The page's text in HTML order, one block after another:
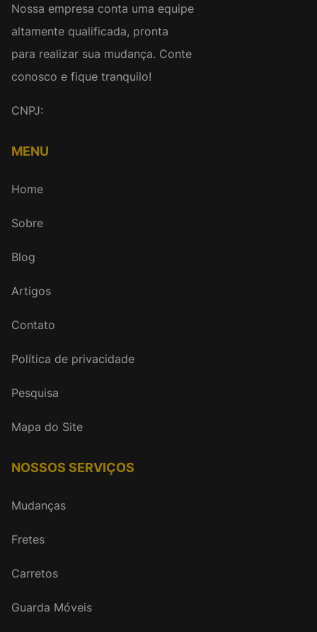
Nossa empresa conta uma equipe
altamente qualificada, pronta
para realizar sua mudança. Conte
conosco e fique tranquilo!
CNPJ:
MENU
Home
Sobre
Blog
Artigos
Contato
Política de privacidade
Pesquisa
Mapa do Site
NOSSOS SERVIÇOS
Mudanças
Fretes
Carretos
Guarda Móveis